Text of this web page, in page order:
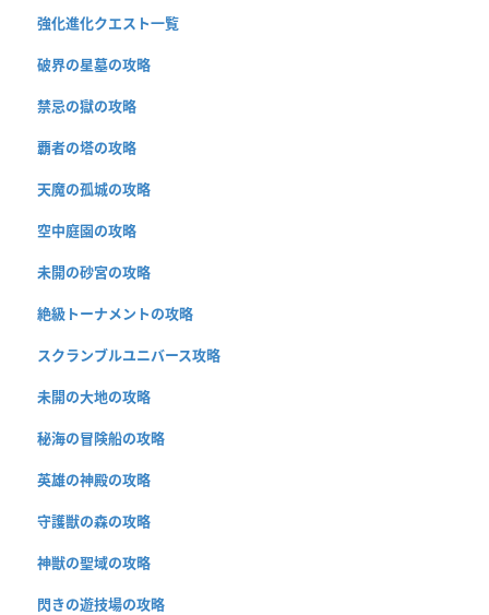
強化進化クエスト一覧
破界の星墓の攻略
禁忌の獄の攻略
覇者の塔の攻略
天魔の孤城の攻略
空中庭園の攻略
未開の砂宮の攻略
絶級トーナメントの攻略
スクランブルユニバース攻略
未開の大地の攻略
秘海の冒険船の攻略
英雄の神殿の攻略
守護獣の森の攻略
神獣の聖域の攻略
閃きの遊技場の攻略